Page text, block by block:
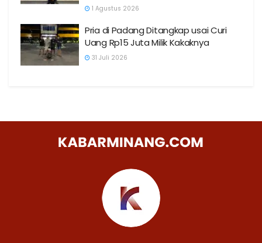
1 Agustus 2026
Pria di Padang Ditangkap usai Curi
Uang Rp15 Juta Milik Kakaknya
31 Juli 2026